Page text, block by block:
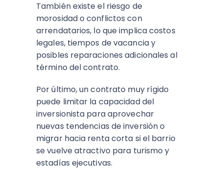
También existe el riesgo de
morosidad o conflictos con
arrendatarios, lo que implica costos
legales, tiempos de vacancia y
posibles reparaciones adicionales al
término del contrato.
Por último, un contrato muy rígido
puede limitar la capacidad del
inversionista para aprovechar
nuevas tendencias de inversión o
migrar hacia renta corta si el barrio
se vuelve atractivo para turismo y
estadías ejecutivas.​